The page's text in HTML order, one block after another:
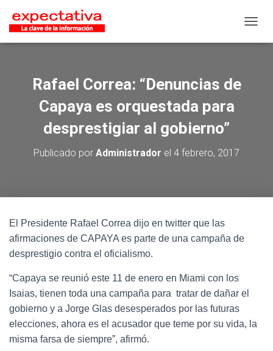
Rafael Correa: “Denuncias de
Capaya es orquestada para
desprestigiar al gobierno”
Publicado por Administrador el 4 febrero, 2017
El Presidente Rafael Correa dijo en twitter que las
afirmaciones de CAPAYA es parte de una campaña de
desprestigio contra el oficialismo.
“Capaya se reunió este 11 de enero en Miami con los
Isaias, tienen toda una campaña para tratar de dañar el
gobierno y a Jorge Glas desesperados por las futuras
elecciones, ahora es el acusador que teme por su vida, la
misma farsa de siempre”, afirmó.